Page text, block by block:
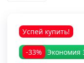
Успей купить!
-33% Экономия